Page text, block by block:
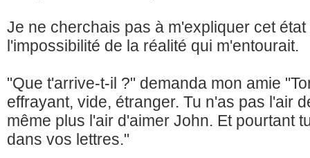
Je ne cherchais pas à m'expliquer cet
l'impossibilité de la réalité qui m'entourait.
"Que t'arrive-t-il ?" demanda mon amie
effrayant, vide, étranger. Tu n'as pas l'air
même plus l'air d'aimer John. Et pourtant
dans vos lettres."